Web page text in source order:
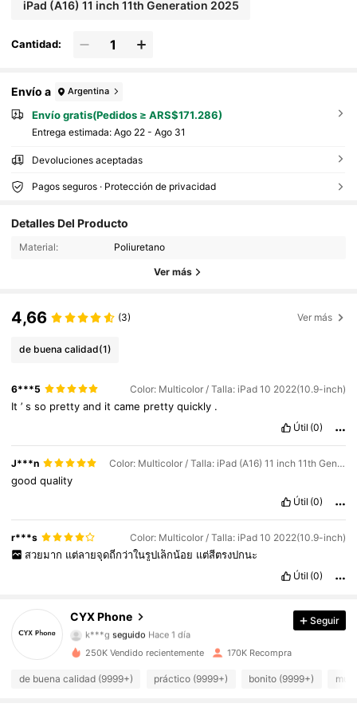
iPad (A16) 11 inch 11th Generation 2025
Cantidad:
Envío a Argentina
Envío gratis(Pedidos ≥ ARS$171.286)
Entrega estimada: Ago 22 - Ago 31
Devoluciones aceptadas
Pagos seguros · Protección de privacidad
Detalles Del Producto
Material: Poliuretano
Ver más
4,66 (3) Ver más
de buena calidad(1)
6***5 Color: Multicolor / Talla: iPad 10 2022(10.9-inch)
It’sso prettyand itcame prettyquickly .
Útil (0)
J***n Color: Multicolor / Talla: iPad (A16) 11 inch 11th Generation 2025
goodquality
Útil (0)
r***s Color: Multicolor / Talla: iPad 10 2022(10.9-inch)
สวยมาก แต่ลายจุดถี่กว่าในรูปเล็กน้อย แต่สีตรงปกนะ
Útil (0)
CYX Phone
4,91 19K Seguidores
4,91
k***g seguido Hace 1 día
4,91 19K Seguidores
Seguir
250K Vendido recientemente 170K Recompra
de buena calidad (9999+) práctico (9999+) bonito (9999+)